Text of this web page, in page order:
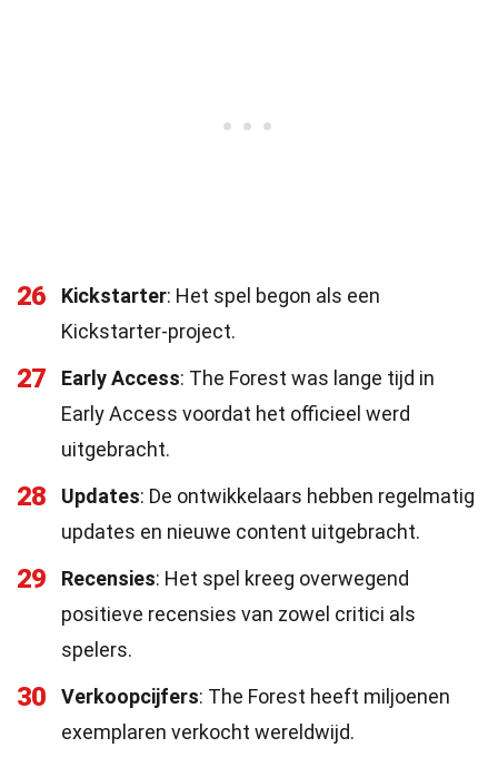
26 Kickstarter: Het spel begon als een
Kickstarter-project.
27 Early Access: The Forest was lange tijd in
Early Access voordat het officieel werd
uitgebracht.
28 Updates: De ontwikkelaars hebben regelmatig
updates en nieuwe content uitgebracht.
29 Recensies: Het spel kreeg overwegend
positieve recensies van zowel critici als
spelers.
30 Verkoopcijfers: The Forest heeft miljoenen
exemplaren verkocht wereldwijd.